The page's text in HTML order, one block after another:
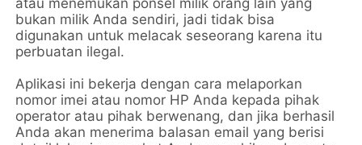
atau menemukan ponsel milik orang lain yang
bukan milik Anda sendiri, jadi tidak bisa
digunakan untuk melacak seseorang karena itu
perbuatan ilegal.
Aplikasi ini bekerja dengan cara melaporkan
nomor imei atau nomor HP Anda kepada pihak
operator atau pihak berwenang, dan jika berhasil
Anda akan menerima balasan email yang berisi